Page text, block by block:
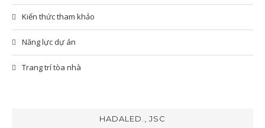
Kiến thức tham khảo
Năng lực dự án
Trang trí tòa nhà
HADALED., JSC